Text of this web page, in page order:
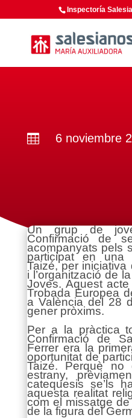
Inspectoría
 6 noviembre
Un grup de
Confirmació de
acompanyats pels
participat en una
Taizé, per iniciativa
i l’organització de
Joves. Aquest
Trobada Europea
a València del 28
gener pròxims.
Per a la pràctica
Confirmació de
Ferrer era la
oportunitat de
Taizé. Perquè
estrany,
catequesis se’ls
aquesta realitat
com el missatge
de la figura del